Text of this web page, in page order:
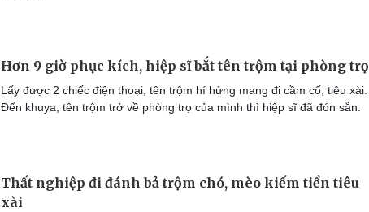
Hơn 9 giờ phục kích, hiệp sĩ bắt tên trộm tại phòng trọ
Lấy được 2 chiếc điện thoại, tên trộm hí hửng mang đi cầm cố, tiêu xài.
Đến khuya, tên trộm trở về phòng trọ của mình thì hiệp sĩ đã đón sẵn.
Thất nghiệp đi đánh bả trộm chó, mèo kiếm tiền tiêu
xài